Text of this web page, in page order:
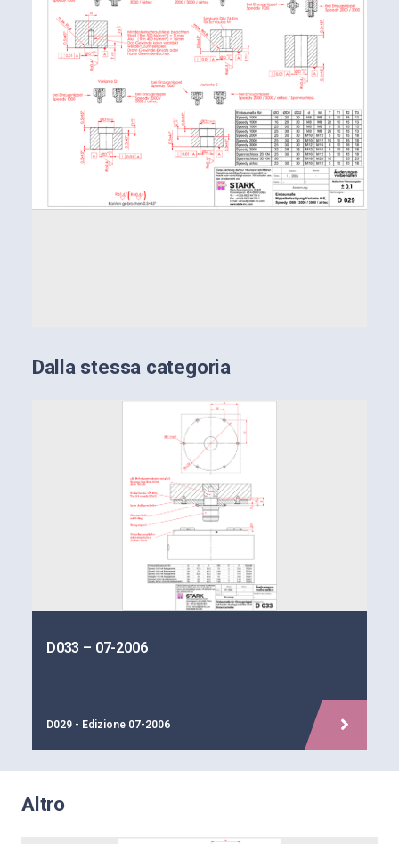
Dalla stessa categoria
D033 – 07-2006
D029 - Edizione 07-2006
Altro